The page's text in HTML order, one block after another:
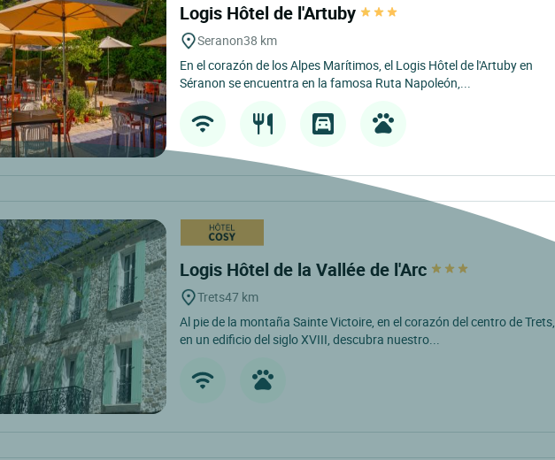
Logis Hôtel de l'Artuby
Seranon38 km
En el corazón de los Alpes Marítimos, el Logis Hôtel de l'Artuby en
Séranon se encuentra en la famosa Ruta Napoleón,...
Logis Hôtel de la Vallée de l'Arc
Trets47 km
Al pie de la montaña Sainte Victoire, en el corazón del centro de Trets,
en un edificio del siglo XVIII, descubra nuestro...